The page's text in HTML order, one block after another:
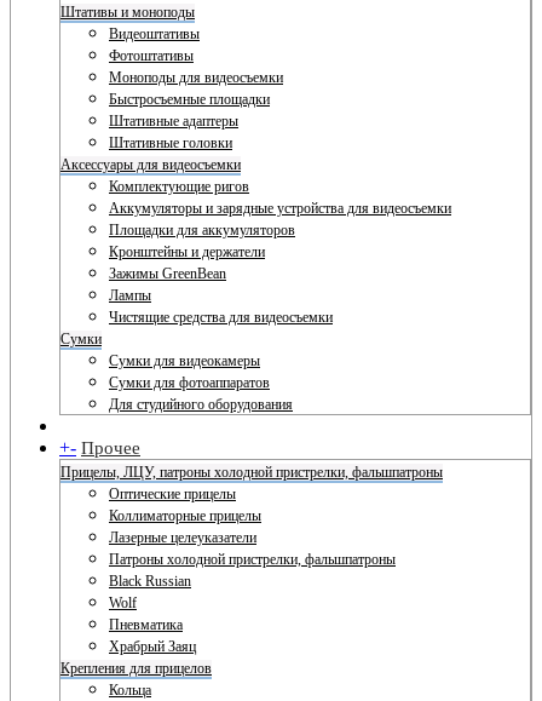
Штативы и моноподы
Видеоштативы
Фотоштативы
Моноподы для видеосъемки
Быстросъемные площадки
Штативные адаптеры
Штативные головки
Аксессуары для видеосъемки
Комплектующие ригов
Аккумуляторы и зарядные устройства для видеосъемки
Площадки для аккумуляторов
Кронштейны и держатели
Зажимы GreenBean
Лампы
Чистящие средства для видеосъемки
Сумки
Сумки для видеокамеры
Сумки для фотоаппаратов
Для студийного оборудования
+- Прочее
Прицелы, ЛЦУ, патроны холодной пристрелки, фальшпатроны
Оптические прицелы
Коллиматорные прицелы
Лазерные целеуказатели
Патроны холодной пристрелки, фальшпатроны
Black Russian
Wolf
Пневматика
Храбрый Заяц
Крепления для прицелов
Кольца